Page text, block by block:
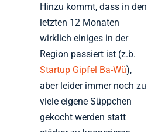
Hinzu kommt, dass in den
letzten 12 Monaten
wirklich einiges in der
Region passiert ist (z.b.
Startup Gipfel Ba-Wü),
aber leider immer noch zu
viele eigene Süppchen
gekocht werden statt